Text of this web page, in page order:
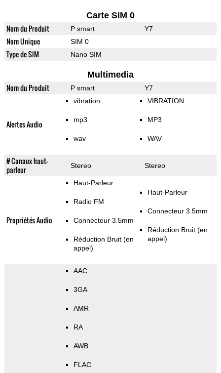
Carte SIM 0
Nom du Produit P smart Y7
Nom Unique SIM 0
Type de SIM Nano SIM
Multimedia
Nom du Produit P smart Y7
Alertes Audio
vibration
mp3
wav
VIBRATION
MP3
WAV
# Canaux haut-
parleur
Stereo Stereo
Propriétés Audio
Haut-Parleur
Radio FM
Connecteur 3.5mm
Réduction Bruit (en
appel)
Haut-Parleur
Connecteur 3.5mm
Réduction Bruit (en
appel)
AAC
3GA
AMR
RA
AWB
FLAC